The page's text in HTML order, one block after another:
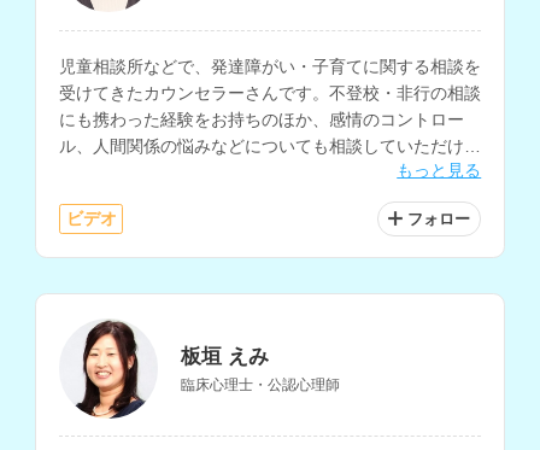
児童相談所などで、発達障がい・子育てに関する相談を
受けてきたカウンセラーさんです。不登校・非行の相談
にも携わった経験をお持ちのほか、感情のコントロー
ル、人間関係の悩みなどについても相談していただけま
もっと見る
ビデオ フォロー
板垣 えみ
臨床心理士・公認心理師